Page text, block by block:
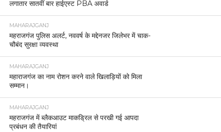
लगातार सातवीं बार हाईएस्ट PBA अवार्ड
MAHARAJGANJ
महराजगंज पुलिस अलर्ट, नववर्ष के मद्देनजर जिलेभर में चाक-
चौबंद सुरक्षा व्यवस्था
MAHARAJGANJ
महाराजगंज का नाम रोशन करने वाले खिलाड़ियों को मिला
सम्मान।
MAHARAJGANJ
महराजगंज में ब्लैकआउट माकड्रिल से परखी गई आपदा
प्रबंधन की तैयारियां